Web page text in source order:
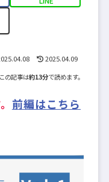
2025.04.09
この記事は約13分で読めます。
前編はこちら